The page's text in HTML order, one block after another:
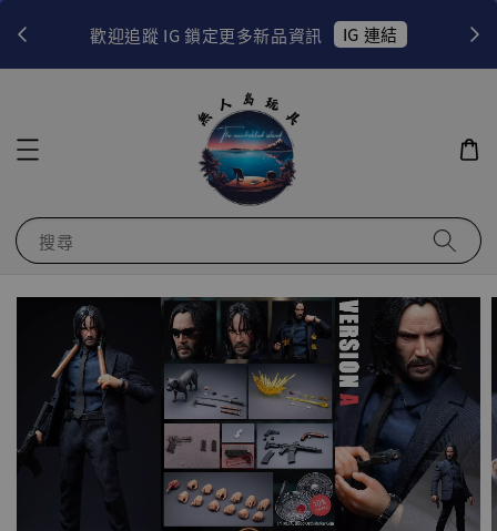
歡迎追蹤 IG 鎖定更多新品資訊 IG 連結
搜尋